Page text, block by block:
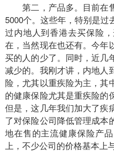
第二，产品多。目前在
5000个。这些年，特别是
过内地人到香港去买保险
在，当然现在也还有。今年
买的人的少了。同时，近几
减少的。我刚才讲，内地人
险，尤其以重疾险为主，其
的健康保险尤其是重疾险的
但是，这几年我们加大了疾
了对保险公司降低管理成本
地在售的主流健康保险产
上，不少公司的价格基本上